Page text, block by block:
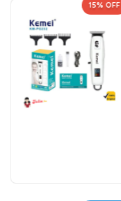
15% OFF